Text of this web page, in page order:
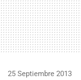
25 Septiembre 2013